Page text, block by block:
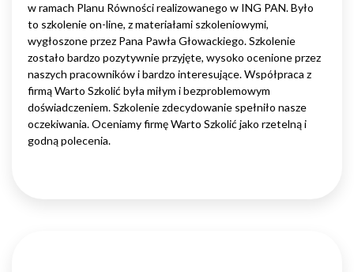
w ramach Planu Równości realizowanego w ING PAN. Było
to szkolenie on-line, z materiałami szkoleniowymi,
wygłoszone przez Pana Pawła Głowackiego. Szkolenie
zostało bardzo pozytywnie przyjęte, wysoko ocenione przez
naszych pracowników i bardzo interesujące. Współpraca z
firmą Warto Szkolić była miłym i bezproblemowym
doświadczeniem. Szkolenie zdecydowanie spełniło nasze
oczekiwania. Oceniamy firmę Warto Szkolić jako rzetelną i
godną polecenia.